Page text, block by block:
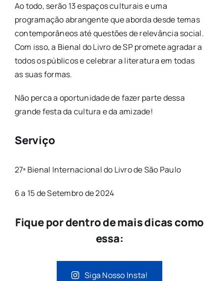
Ao todo, serão 13 espaços culturais e uma
programação abrangente que aborda desde temas
contemporâneos até questões de relevância social.
Com isso, a Bienal do Livro de SP promete agradar a
todos os públicos e celebrar a literatura em todas
as suas formas.
Não perca a oportunidade de fazer parte dessa
grande festa da cultura e da amizade!
Serviço
27ª Bienal Internacional do Livro de São Paulo
6 a 15 de Setembro de 2024
Fique por dentro de mais dicas como
essa:
Siga Nosso Insta!